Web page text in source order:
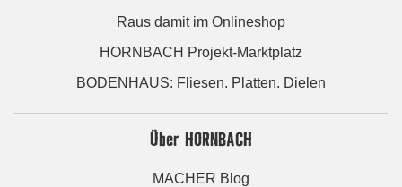
Raus damit im Onlineshop
HORNBACH Projekt-Marktplatz
BODENHAUS: Fliesen. Platten. Dielen
Über HORNBACH
MACHER Blog